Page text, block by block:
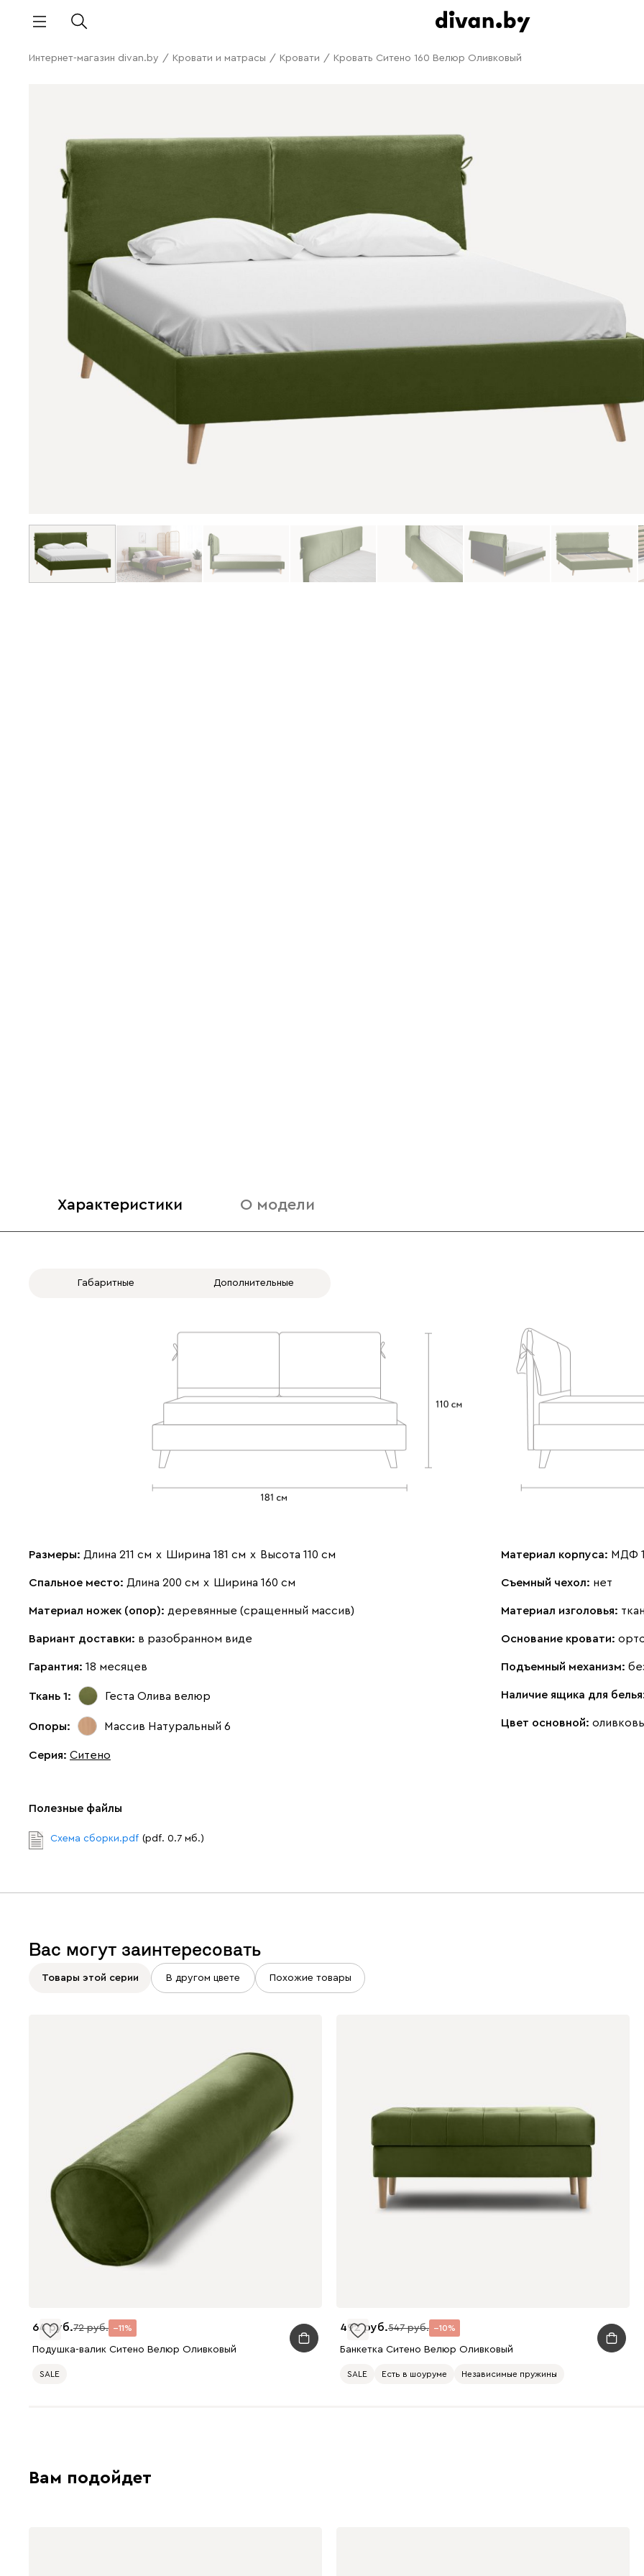
Интернет-магазин divan.by / Кровати и матрасы / Кровати / Кровать Ситено 160 Велюр Оливковый
Характеристики О модели
Габаритные Дополнительные
Размеры: Длина 211 см х Ширина 181 см х Высота 110 см
Спальное место: Длина 200 см х Ширина 160 см
Материал ножек (опор): деревянные (сращенный массив)
Вариант доставки: в разобранном виде
Гарантия: 18 месяцев
Ткань 1: Геста Олива велюр
Опоры: Массив Натуральный 6
Серия: Ситено
Материал корпуса: МДФ
Съемный чехол: нет
Материал изголовья:
Основание кровати:
Подъемный механизм:
Наличие ящика для
Цвет основной:
Полезные файлы
Схема сборки.pdf (pdf. 0.7 мб.)
Вас могут заинтересовать
Товары этой серии В другом цвете Похожие товары
64 72 11
Подушка-валик Ситено Велюр Оливковый
SALE
492 547 10
Банкетка Ситено Велюр Оливковый
SALE Есть в шоуруме Независимые пружины
Вам подойдет